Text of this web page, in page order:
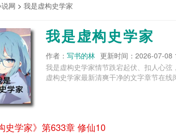
网 > 我是虚构史学家
我是虚构史学家
作者： 写书的林 更新时间：2026-07-08
我是虚构史学家情节跌宕起伏、扣人心
虚构史学家最新清爽干净的文字章节在线
史学家》第633章 修仙10